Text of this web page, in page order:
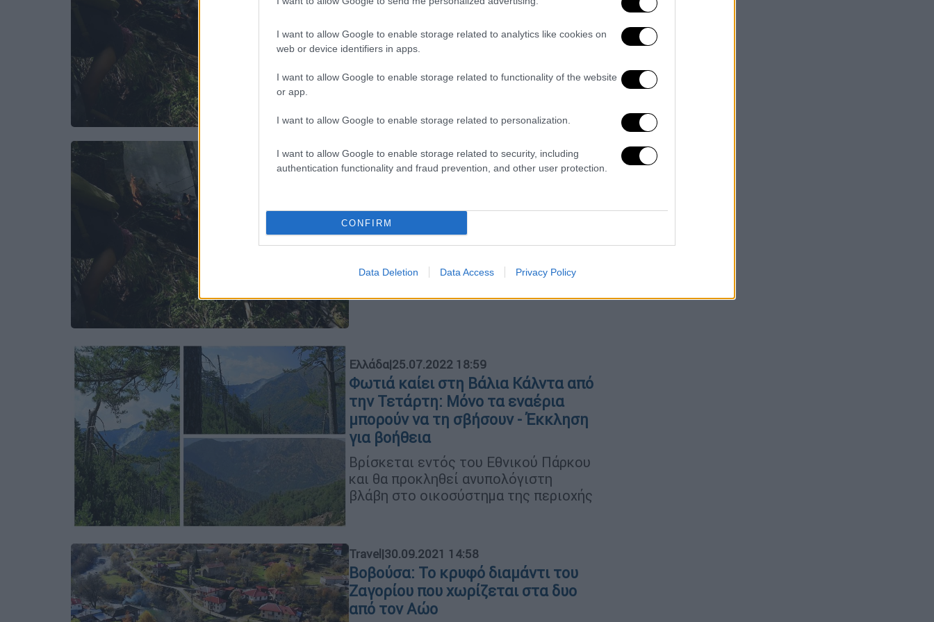
I want to allow Google to enable storage related to analytics like cookies on
web or device identifiers in apps.
I want to allow Google to enable storage related to functionality of the website
or app.
I want to allow Google to enable storage related to personalization.
I want to allow Google to enable storage related to security, including
authentication functionality and fraud prevention, and other user protection.
CONFIRM
Data Deletion Data Access Privacy Policy
Βάλια Κάλντα: Η φωτιά καίει για
Η φωτιά ξεκίνησε από πτώση
φωτιά - Άκουσαν τις εκκλήσεις
και έστειλαν ειδικό ελικόπτερο
φωτιάς που καίει τον Εθνικό Δρυμό.
Ελλάδα|25.07.2022 18:59
Φωτιά καίει στη Βάλια Κάλντα από
την Τετάρτη: Μόνο τα εναέρια
μπορούν να τη σβήσουν - Έκκληση
για βοήθεια
Βρίσκεται εντός του Εθνικού Πάρκου
και θα προκληθεί ανυπολόγιστη
βλάβη στο οικοσύστημα της περιοχής
Travel |30.09.2021 14:58
Βοβούσα: Το κρυφό διαμάντι του
Ζαγορίου που χωρίζεται στα δυο
από τον Αώο